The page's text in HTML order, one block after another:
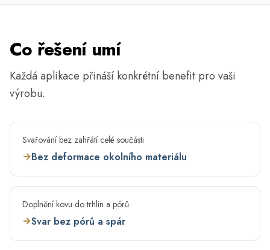
Co řešení umí
Každá aplikace přináší konkrétní benefit pro vaši
výrobu.
Svařování bez zahřátí celé součásti
→Bez deformace okolního materiálu
Doplnění kovu do trhlin a pórů
→Svar bez pórů a spár